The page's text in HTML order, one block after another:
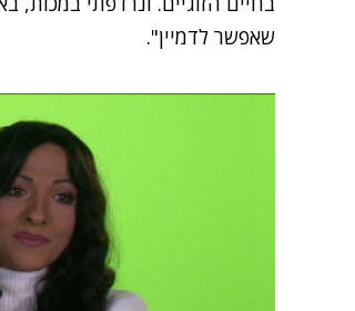
שאפשר לדמיין".